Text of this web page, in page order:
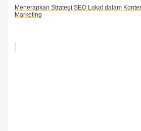
Menerapkan Strategi SEO Lokal dalam
Marketing